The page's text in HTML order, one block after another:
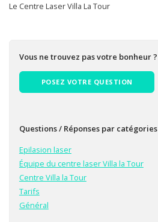
Le Centre Laser Villa La Tour
Vous ne trouvez pas votre bonheur ?
POSEZ VOTRE QUESTION
Questions / Réponses par catégories
Epilasion laser
Équipe du centre laser Villa la Tour
Centre Villa la Tour
Tarifs
Général